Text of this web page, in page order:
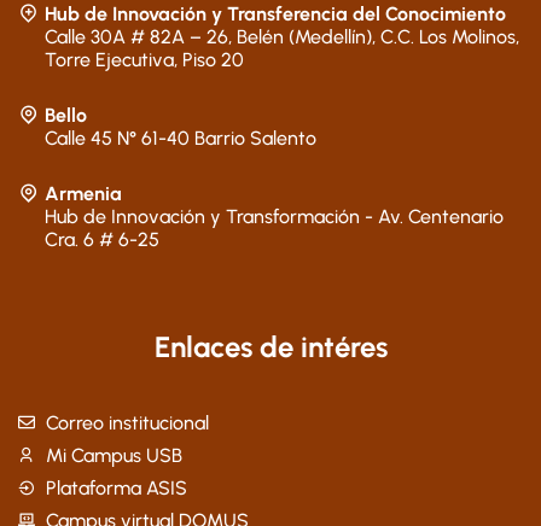
Hub de Innovación y Transferencia del Conocimiento
Calle 30A # 82A – 26, Belén (Medellín), C.C. Los Molinos,
Torre Ejecutiva, Piso 20
Bello
Calle 45 N° 61-40 Barrio Salento
Armenia
Hub de Innovación y Transformación - Av. Centenario
Cra. 6 # 6-25
Enlaces de intéres
Correo institucional
Mi Campus USB
Plataforma ASIS
Campus virtual DOMUS